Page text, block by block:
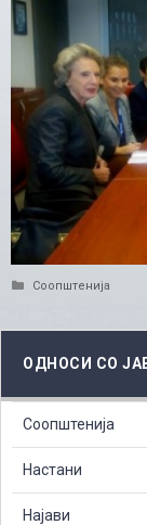
Categories
Соопштенија
ОДНОСИ СО
Соопштенија
Настани
Најави